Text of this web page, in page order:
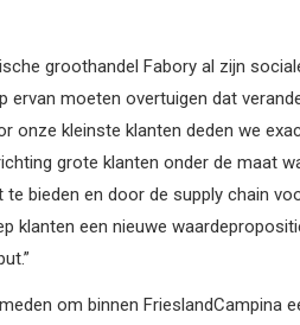
groothandel Fabory al zijn
moeten overtuigen dat
onze kleinste klanten deden we
grote klanten onder de maat
te bieden en door de supply chain
klanten een nieuwe
om binnen FrieslandCampina